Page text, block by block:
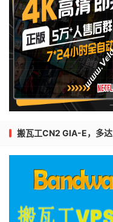
搬瓦工CN2 GIA-E，多